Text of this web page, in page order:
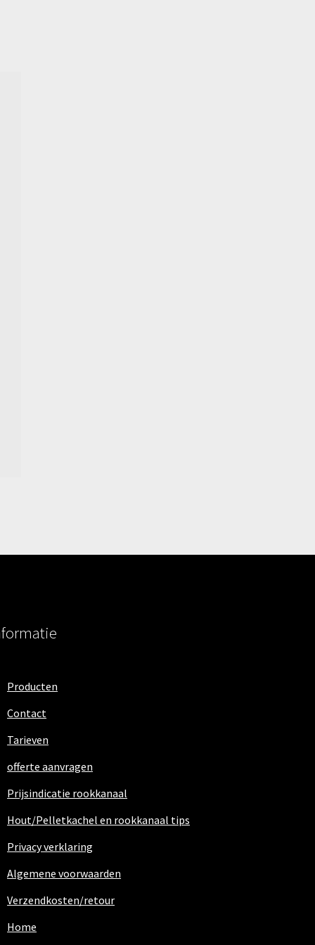
Producten
Contact
Tarieven
offerte aanvragen
Prijsindicatie rookkanaal
Hout/Pelletkachel en rookkanaal tips
Privacy verklaring
Algemene voorwaarden
Verzendkosten/retour
Home